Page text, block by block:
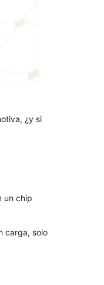
¿y si
un chip
carga, solo